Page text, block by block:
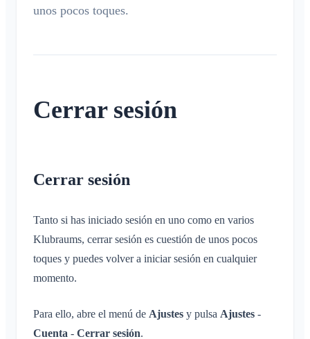
Consejos para la introducción
Guía de solución de problemas
Confirmar / declinar
Calendario personal
¿Qué es una conversación?
Eliminar mensaje
Notificaciones
Calendario
Crear un Área
Área privada
Varios Klubraums
Cerrar sesión
Cambiar el correo electrónico
Cambiar la imagen de perfil
Personalizar el fondo
Cerrar la cuenta
unos pocos toques.
Cerrar sesión
Cerrar sesión
Tanto si has iniciado sesión en uno como en varios
Klubraums, cerrar sesión es cuestión de unos pocos
toques y puedes volver a iniciar sesión en cualquier
momento.
Para ello, abre el menú de Ajustes y pulsa Ajustes -
Cuenta - Cerrar sesión.